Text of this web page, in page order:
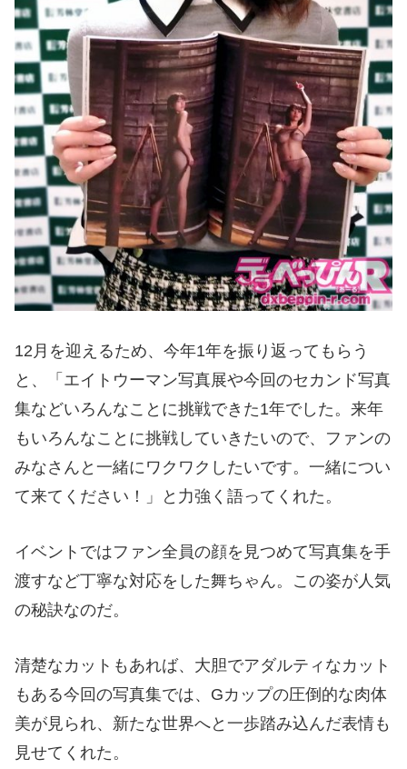
12月を迎えるため、今年1年を振り返ってもらう
と、「エイトウーマン写真展や今回のセカンド写真
集などいろんなことに挑戦できた1年でした。来年
もいろんなことに挑戦していきたいので、ファンの
みなさんと一緒にワクワクしたいです。一緒につい
て来てください！」と力強く語ってくれた。
イベントではファン全員の顔を見つめて写真集を手
渡すなど丁寧な対応をした舞ちゃん。この姿が人気
の秘訣なのだ。
清楚なカットもあれば、大胆でアダルティなカット
もある今回の写真集では、Gカップの圧倒的な肉体
美が見られ、新たな世界へと一歩踏み込んだ表情も
見せてくれた。